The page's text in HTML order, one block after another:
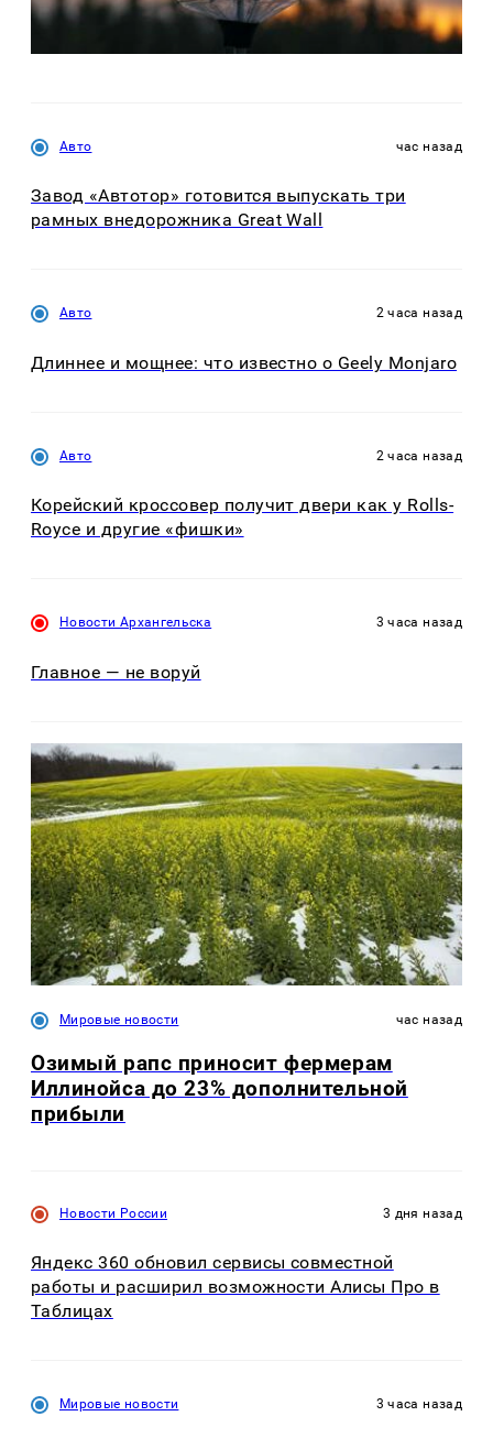
Авто час назад
Завод «Автотор» готовится выпускать три
рамных внедорожника Great Wall
Авто 2 часа назад
Длиннее и мощнее: что известно о Geely Monjaro
Авто 2 часа назад
Корейский кроссовер получит двери как у Rolls-
Royce и другие «фишки»
Новости Архангельска 3 часа назад
Главное — не воруй
Мировые новости час назад
Озимый рапс приносит фермерам
Иллинойса до 23% дополнительной
прибыли
Новости России 3 дня назад
Яндекс 360 обновил сервисы совместной
работы и расширил возможности Алисы Про в
Таблицах
Мировые новости 3 часа назад